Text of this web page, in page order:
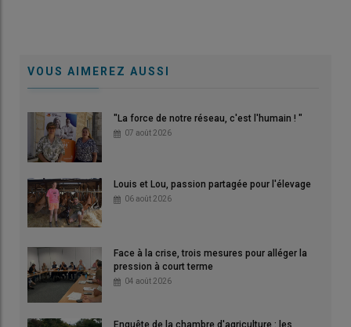
VOUS AIMEREZ AUSSI
"La force de notre réseau, c'est l'humain ! "
07 août 2026
Louis et Lou, passion partagée pour l'élevage
06 août 2026
Face à la crise, trois mesures pour alléger la
pression à court terme
04 août 2026